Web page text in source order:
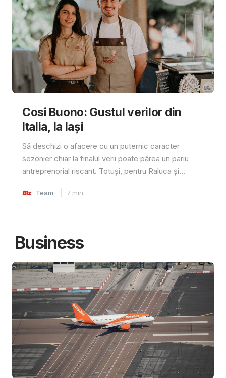
Cosi Buono: Gustul verilor din
Italia, la Iași
Să deschizi o afacere cu un puternic caracter
sezonier chiar la finalul verii poate părea un pariu
antreprenorial riscant. Totuși, pentru Raluca și...
Team 7 min
Business